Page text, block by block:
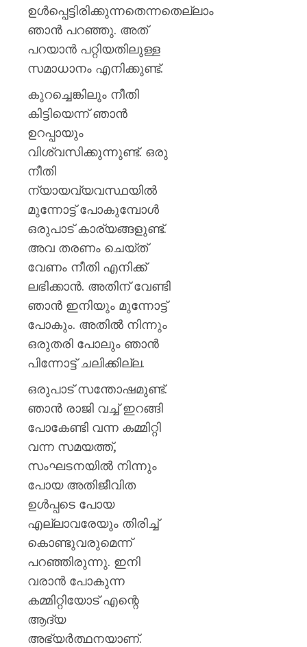
ഉള്‍പ്പെട്ടിരിക്കുന്നതെന്നതെല്ലാം
ഞാന്‍ പറഞ്ഞു. അത്
പറയാന്‍ പറ്റിയതിലുള്ള
സമാധാനം എനിക്കുണ്ട്.
കുറച്ചെങ്കിലും നീതി
കിട്ടിയെന്ന് ഞാന്‍
ഉറപ്പായും
വിശ്വസിക്കുന്നുണ്ട്. ഒരു
നീതി
ന്യായവ്യവസ്ഥയില്‍
മുന്നോട്ട് പോകുമ്പോള്‍
ഒരുപാട് കാര്യങ്ങളുണ്ട്.
അവ തരണം ചെയ്ത്
വേണം നീതി എനിക്ക്
ലഭിക്കാന്‍. അതിന് വേണ്ടി
ഞാന്‍ ഇനിയും മുന്നോട്ട്
പോകും. അതില്‍ നിന്നും
ഒരുതരി പോലും ഞാന്‍
പിന്നോട്ട് ചലിക്കില്ല.
ഒരുപാട് സന്തോഷമുണ്ട്.
ഞാൻ രാജി വച്ച് ഇറങ്ങി
പോകേണ്ടി വന്ന കമ്മിറ്റി
വന്ന സമയത്ത്,
സംഘടനയില്‍ നിന്നും
പോയ അതിജീവിത
ഉള്‍പ്പടെ പോയ
എല്ലാവരേയും തിരിച്ച്
കൊണ്ടുവരുമെന്ന്
പറഞ്ഞിരുന്നു. ഇനി
വരാൻ പോകുന്ന
കമ്മിറ്റിയോട് എന്റെ
ആദ്യ
അഭ്യർത്ഥനയാണ്.